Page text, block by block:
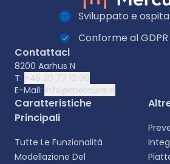
Sviluppato e
Conforme al GDPR
Contattaci
8200 Aarhus N
T: +45 20 77 12 96
E-Mail: info@mercura.io
Caratteristiche
Principali
Tutte Le Funzionalità
Modellazione Del